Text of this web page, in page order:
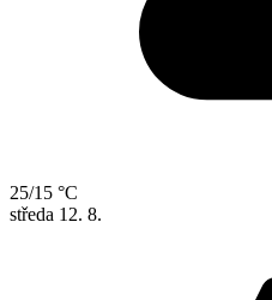
25/15 °C
středa 12. 8.